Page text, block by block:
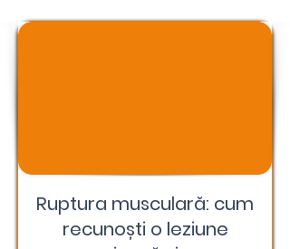
Ruptura musculară: cum
recunoști o leziune